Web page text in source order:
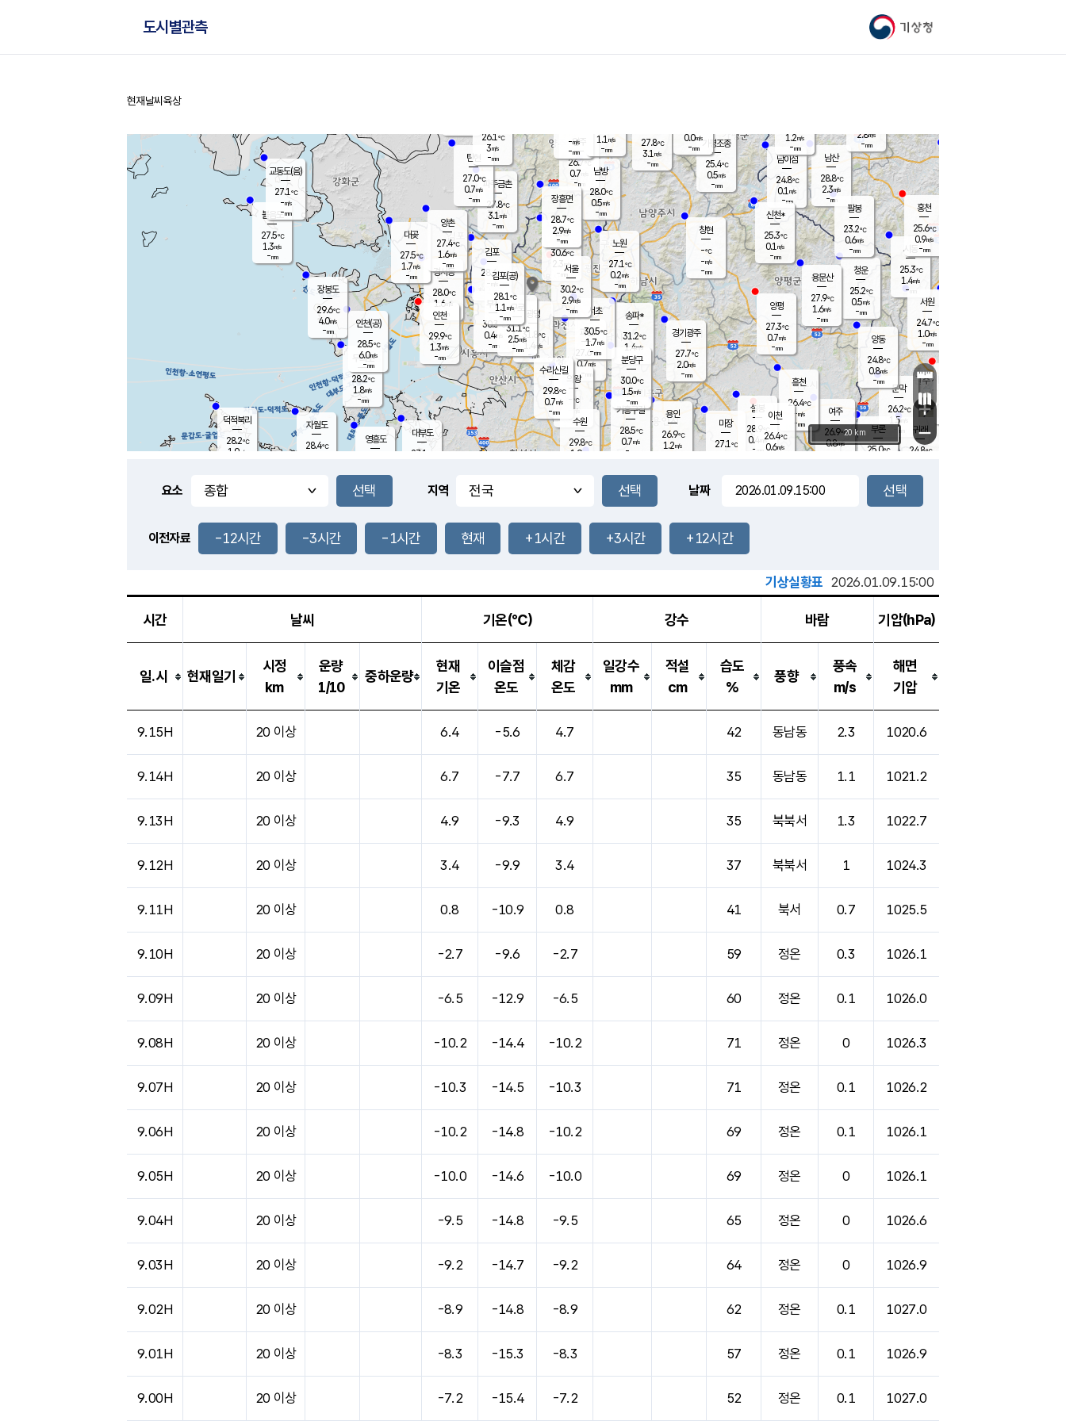
기상청
도시별관측
홈
현재날씨 육상
풍도
0.9m/s
문막
26.2℃
1.5m/s
mm
남이섬
24.8℃
0.1 m/s
-mm
무의도
28.2℃
1.8m/s
-mm
영흥도
볼음도
27.5℃
1.3m/s
-mm
자월도
28.4℃
양주
26.7℃
0.7
-mm
부론
25.0℃
과천
27.6℃
0.7m/s
- mm
남산
28.8℃
2.3m/s
-mm
장봉도
29.6℃
4.0m/s
-mm
-mm
청운
25.2℃
0.5m/s
-mm
팔봉
23.2℃
0.6m/s
-mm
-mm
용인
26.9℃
1.2m/s
여주
26.9℃
0.8m/s
양동
24.8℃
0.8m/s
-mm
경기광주
27.7℃
2.0m/s
-mm
장호원
1.2m/s
-mm
27.5
℃
대부도
27.1
-
경서동
28.0℃
1.6 m/s
-mm
파주금촌
27.8℃
3.1 m/s
-mm
가평조종
25.4℃
0.5m/s
-mm
27.8℃
3.1 m/s
-mm
대곶
27.5℃
1.7m/s
-mm
신천*
25.3℃
0.1 m/s
-mm
창현
-℃
-m/s
-mm
탄현
27.0℃
0.7m/s
-mm
0.0m/s
-mm
30.2℃
0.3m/s
-mm
흥천
26.4℃
-m/s
-mm
마장
27.1℃
의왕
- ℃
m/s
mm
김포
28.4℃
-m/s
mm
설봉
28.9
0.4 m/s
- mm
광명
31.8 ℃
1.4 m/s
-mm
부천
30.3℃
0.4m/s
-mm
-mm
양촌
27.4℃
1.6m/s
-mm
구로
31.1℃
2.5m/s
-mm
은평
30.6℃
2.3 m/s
- mm
노원
27.1℃
0.2m/s
-mm
송파*
31.2℃
1.4m/s
-mm
서초
30.5℃
1.7m/s
-mm
남방
28.0℃
0.5m/s
-mm
기흥구갈
28.5℃
0.7m/s
-
수리산길
29.8℃
0.7m/s
-mm
분당구
30.0℃
1.5m/s
-mm
장흥면
28.7℃
2.9m/s
-mm
-m/s
-mm
시동
25.3℃
1.4m/s
- mm
귀래
24.8℃
서원
24.7℃
1.0m/s
-mm
용문산
27.9℃
1.6m/s
-mm
덕적북리
28.2℃
1.9m/s
인천(공)
28.5℃
6.0m/s
-mm
김포(공)
28.1℃
1.1 m/s
-mm
교동도(음)
27.1℃
-m/s
-mm
홍천
25.6℃
0.9m/s
-mm
이천
26.4℃
0.6m/s
양평
27.3℃
0.7m/s
-mm
수원
29.8℃
1.9m/s
인천
29.9℃
1.3m/s
-mm
서울
30.2℃
2.9m/s
-mm
2.8m/s
-mm
26.1℃
3m/s
-mm
1.1 m/s
-mm
+
−
20 km
요소 지역 날짜
이전자료 -12시간 -3시간 -1시간 현재 +1시간 +3시간 +12시간
기상실황표 2026.01.09.15:00
시간 날씨 기온(℃) 강수 바람 기압(hPa)
일.시 현재일기
시정
km
운량
1/10
중하운량
현재
기온
이슬점
온도
체감
온도
일강수
mm
적설
cm
습도
%
풍향
풍속
m/s
해면
기압
9.15H 20 이상 6.4 -5.6 4.7 42 동남동 2.3 1020.6
9.14H 20 이상 6.7 -7.7 6.7 35 동남동 1.1 1021.2
9.13H 20 이상 4.9 -9.3 4.9 35 북북서 1.3 1022.7
9.12H 20 이상 3.4 -9.9 3.4 37 북북서 1 1024.3
9.11H 20 이상 0.8 -10.9 0.8 41 북서 0.7 1025.5
9.10H 20 이상 -2.7 -9.6 -2.7 59 정온 0.3 1026.1
9.09H 20 이상 -6.5 -12.9 -6.5 60 정온 0.1 1026.0
9.08H 20 이상 -10.2 -14.4 -10.2 71 정온 0 1026.3
9.07H 20 이상 -10.3 -14.5 -10.3 71 정온 0.1 1026.2
9.06H 20 이상 -10.2 -14.8 -10.2 69 정온 0.1 1026.1
9.05H 20 이상 -10.0 -14.6 -10.0 69 정온 0 1026.1
9.04H 20 이상 -9.5 -14.8 -9.5 65 정온 0 1026.6
9.03H 20 이상 -9.2 -14.7 -9.2 64 정온 0 1026.9
9.02H 20 이상 -8.9 -14.8 -8.9 62 정온 0.1 1027.0
9.01H 20 이상 -8.3 -15.3 -8.3 57 정온 0.1 1026.9
9.00H 20 이상 -7.2 -15.4 -7.2 52 정온 0.1 1027.0